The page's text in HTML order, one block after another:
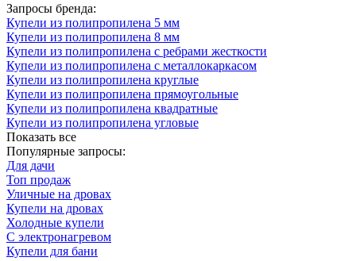
Запросы бренда:
Купели из полипропилена 5 мм
Купели из полипропилена 8 мм
Купели из полипропилена с ребрами жесткости
Купели из полипропилена с металлокаркасом
Купели из полипропилена круглые
Купели из полипропилена прямоугольные
Купели из полипропилена квадратные
Купели из полипропилена угловые
Показать все
Популярные запросы:
Для дачи
Топ продаж
Уличные на дровах
Купели на дровах
Холодные купели
С электронагревом
Купели для бани